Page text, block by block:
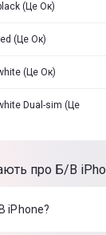
(Це Ок)
(Це Ок)
(Це Ок)
Dual-sim (Це
про Б/В
iPhone?